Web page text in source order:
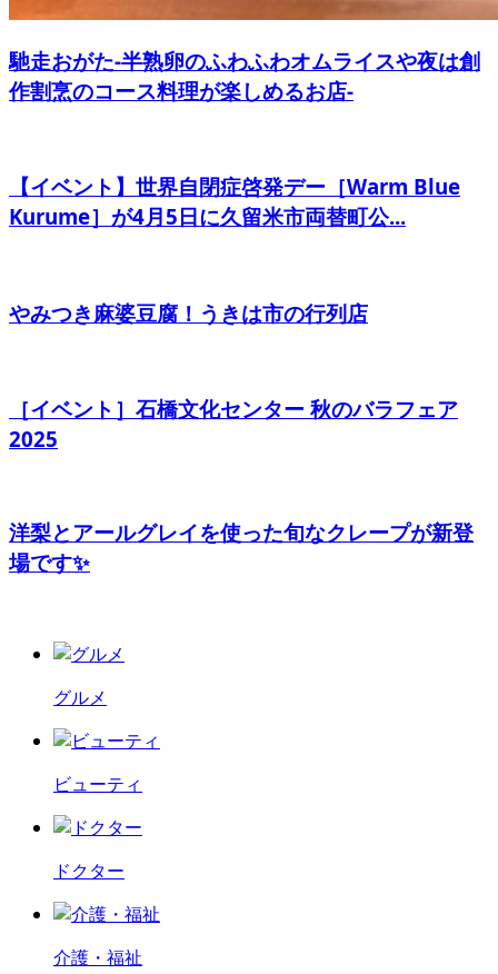
馳走おがた-半熟卵のふわふわオムライスや夜は創
作割烹のコース料理が楽しめるお店-
【イベント】世界自閉症啓発デー［Warm Blue
Kurume］が4月5日に久留米市両替町公...
やみつき麻婆豆腐！うきは市の行列店
［イベント］石橋文化センター 秋のバラフェア
2025
洋梨とアールグレイを使った旬なクレープが新登
場です✨
グルメ
ビューティ
ドクター
介護・福祉